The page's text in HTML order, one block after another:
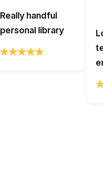
Really handful
personal library